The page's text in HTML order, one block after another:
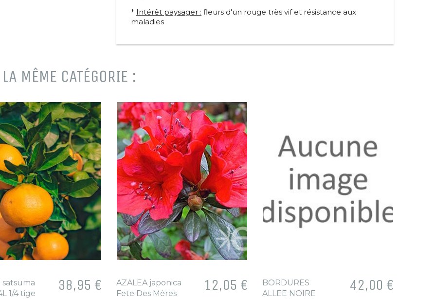
* Intérêt paysager : fleurs d'un rouge très vif et résistance aux
maladies
MÊME CATÉGORIE :
satsuma
1/4 tige
Prix
38,95 €
AZALEA japonica
Fete Des Mères
Prix
12,05 €
BORDURES
ALLEE NOIRE
Prix
42,00 €